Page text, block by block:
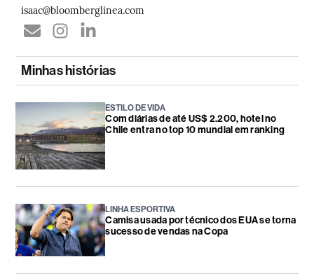
isaac@bloomberglinea.com
Minhas histórias
ESTILO DE VIDA
Com diárias de até US$ 2.200, hotel no
Chile entra no top 10 mundial em ranking
LINHA ESPORTIVA
Camisa usada por técnico dos EUA se torna
sucesso de vendas na Copa